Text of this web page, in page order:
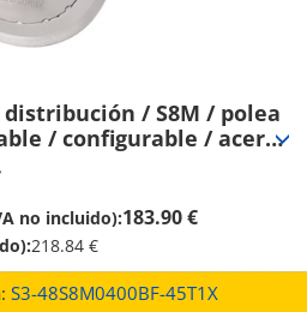
distribución / S8M / polea
/ configurable / acero
/ S8M0400
no incluido):183.90 €
218.84 €
S3-48S8M0400BF-45T1X